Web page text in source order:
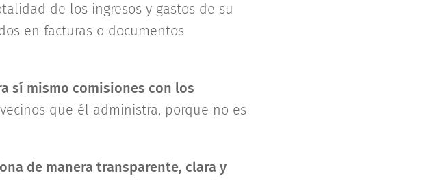
de los ingresos y gastos de su
en facturas o documentos
sí mismo comisiones con los
que él administra, porque no es
de manera transparente, clara y